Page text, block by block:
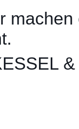
machen
&